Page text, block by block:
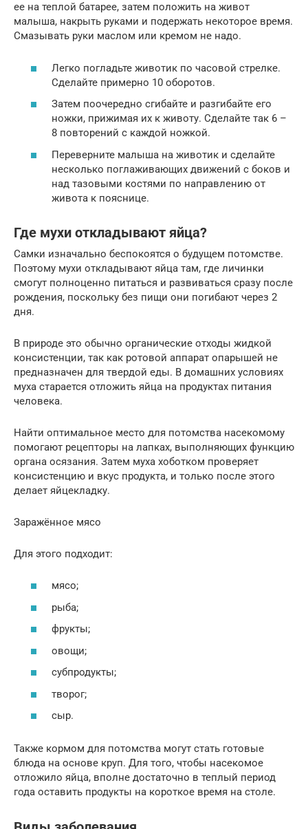
ее на теплой батарее, затем положить на живот
малыша, накрыть руками и подержать некоторое время.
Смазывать руки маслом или кремом не надо.
Легко погладьте животик по часовой стрелке.
Сделайте примерно 10 оборотов.
Затем поочередно сгибайте и разгибайте его
ножки, прижимая их к животу. Сделайте так 6 –
8 повторений с каждой ножкой.
Переверните малыша на животик и сделайте
несколько поглаживающих движений с боков и
над тазовыми костями по направлению от
живота к пояснице.
Где мухи откладывают яйца?
Самки изначально беспокоятся о будущем потомстве.
Поэтому мухи откладывают яйца там, где личинки
смогут полноценно питаться и развиваться сразу после
рождения, поскольку без пищи они погибают через 2
дня.
В природе это обычно органические отходы жидкой
консистенции, так как ротовой аппарат опарышей не
предназначен для твердой еды. В домашних условиях
муха старается отложить яйца на продуктах питания
человека.
Найти оптимальное место для потомства насекомому
помогают рецепторы на лапках, выполняющих функцию
органа осязания. Затем муха хоботком проверяет
консистенцию и вкус продукта, и только после этого
делает яйцекладку.
Заражённое мясо
Для этого подходит:
мясо;
рыба;
фрукты;
овощи;
субпродукты;
творог;
сыр.
Также кормом для потомства могут стать готовые
блюда на основе круп. Для того, чтобы насекомое
отложило яйца, вполне достаточно в теплый период
года оставить продукты на короткое время на столе.